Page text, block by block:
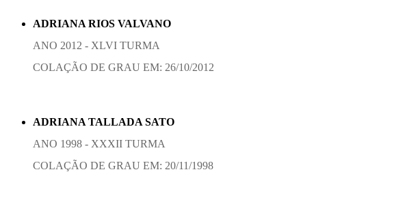
ADRIANA RIOS VALVANO
ANO 2012 - XLVI TURMA
COLAÇÃO DE GRAU EM: 26/10/2012
ADRIANA TALLADA SATO
ANO 1998 - XXXII TURMA
COLAÇÃO DE GRAU EM: 20/11/1998